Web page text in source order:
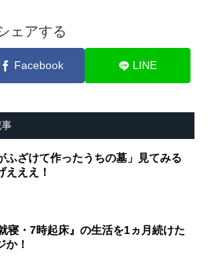
ェアする
Facebook LINE
ふざけて作ったうちの墓」見てみる
ええ！
寝・7時起床』の生活を1ヵ月続けた
か！